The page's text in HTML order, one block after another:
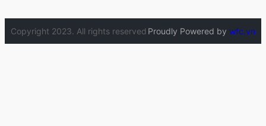
Copyright 2023. All rights reserved Proudly Powered by wfc.vn